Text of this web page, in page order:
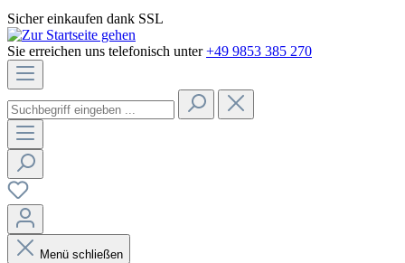
Sicher einkaufen dank SSL
Sie erreichen uns telefonisch unter +49 9853 385 270
Menü schließen